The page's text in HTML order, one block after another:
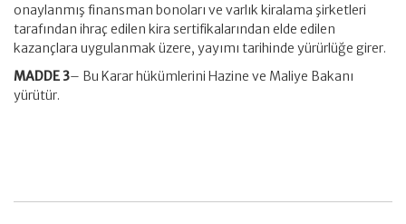
onaylanmış finansman bonoları ve varlık kiralama şirketleri
tarafından ihraç edilen kira sertifikalarından elde edilen
kazançlara uygulanmak üzere, yayımı tarihinde yürürlüğe girer.
MADDE 3– Bu Karar hükümlerini Hazine ve Maliye Bakanı
yürütür.